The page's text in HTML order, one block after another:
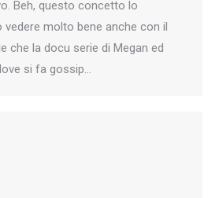
Beh, questo concetto lo
vedere molto bene anche con il
che la docu serie di Megan ed
si fa gossip…